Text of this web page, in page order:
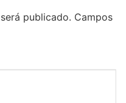
publicado. Campos